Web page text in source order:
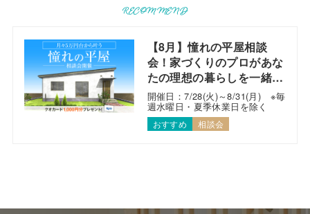
RECOMMEND
【8月】憧れの平屋相談
会！家づくりのプロがあな
たの理想の暮らしを一緒に
考えます！
開催日：7/28(火)～8/31(月) ※毎
週水曜日・夏季休業日を除く
おすすめ 相談会